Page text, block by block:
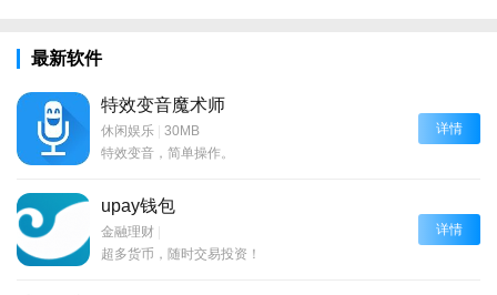
最新软件
特效变音魔术师
休闲娱乐 | 30MB
特效变音，简单操作。
详情
upay钱包
金融理财 |
超多货币，随时交易投资！
详情